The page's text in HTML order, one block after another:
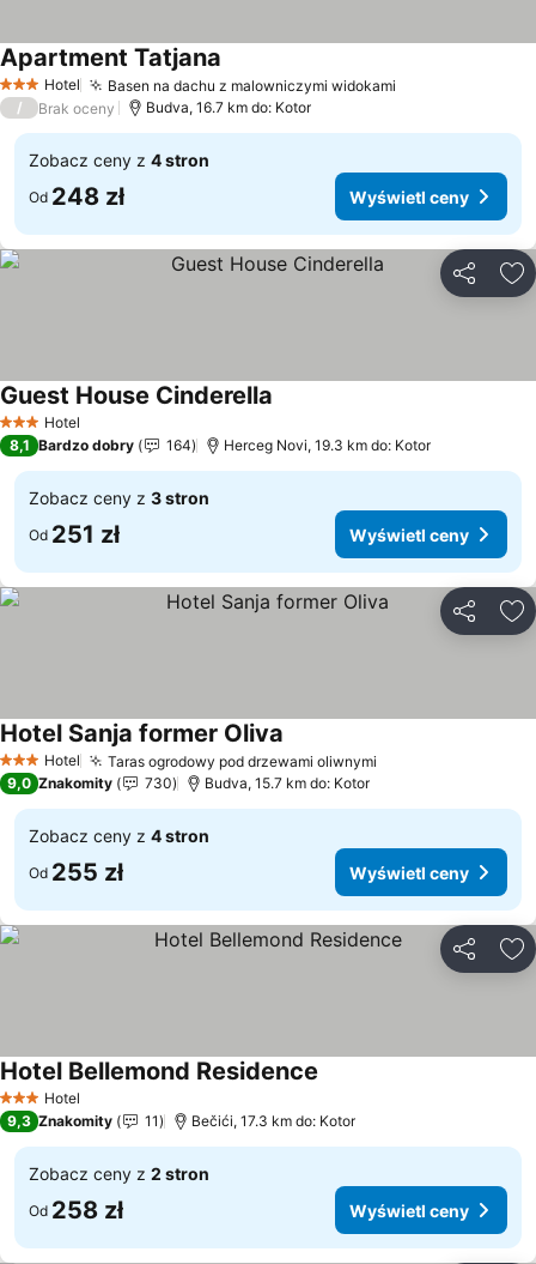
3 Kategoria
Hotel Basen na dachu z malowniczymi widokami
Apartment Tatjana
/ Brak oceny Budva, 16.7 km do: Kotor
Zobacz ceny z 4 stron
Od 248 zł Wyświetl ceny
3 Kategoria
Hotel
Guest House Cinderella
8,1 Bardzo dobry 164 Herceg Novi, 19.3 km do: Kotor
Zobacz ceny z 3 stron
Od 251 zł Wyświetl ceny
3 Kategoria
Hotel Taras ogrodowy pod drzewami oliwnymi
Hotel Sanja former Oliva
9,0 Znakomity 730 Budva, 15.7 km do: Kotor
Zobacz ceny z 4 stron
Od 255 zł Wyświetl ceny
3 Kategoria
Hotel
Hotel Bellemond Residence
9,3 Znakomity 11 Bečići, 17.3 km do: Kotor
Zobacz ceny z 2 stron
Od 258 zł Wyświetl ceny